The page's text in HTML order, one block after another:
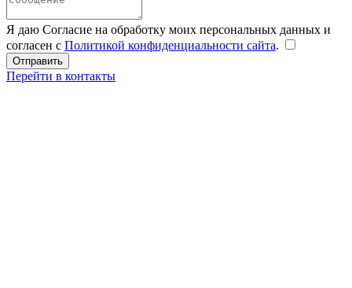
Я даю Согласие на обработку моих персональных данных и
согласен с Политикой конфиденциальности сайта.
Перейти в контакты